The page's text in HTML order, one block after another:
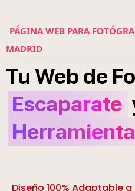
PÁGINA WEB PARA
MADRID
Tu Web de
Escaparate
Herramienta
Diseño 100% Adaptable a